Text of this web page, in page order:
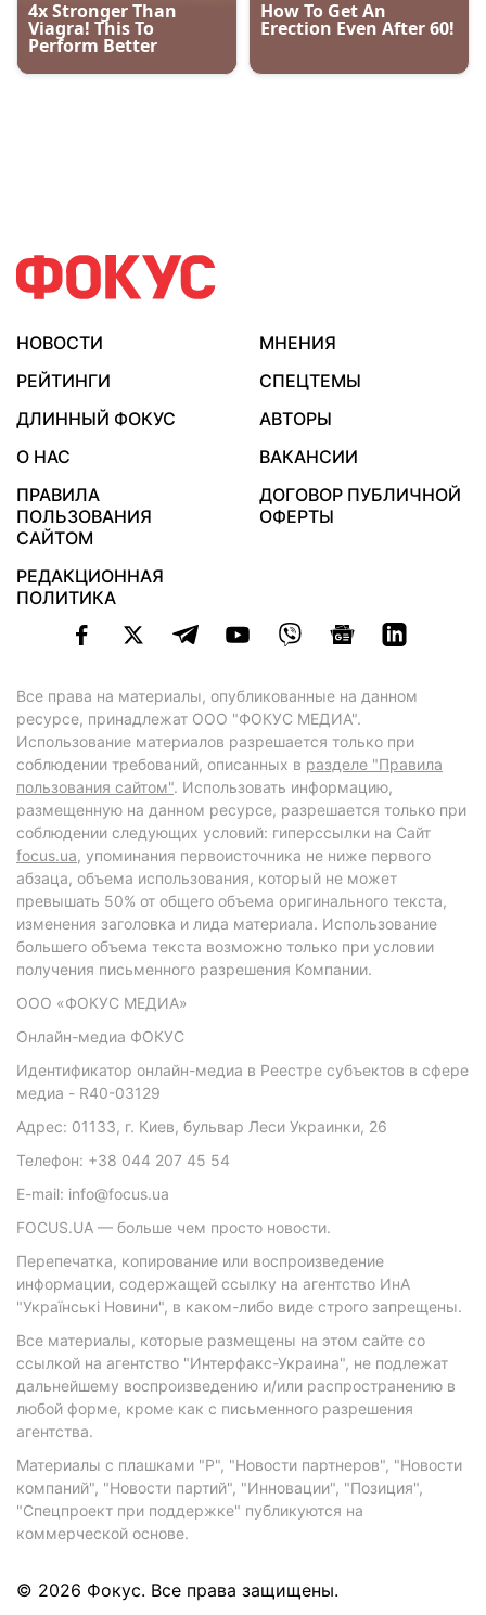
НОВОСТИ
МНЕНИЯ
РЕЙТИНГИ
СПЕЦТЕМЫ
ДЛИННЫЙ ФОКУС
АВТОРЫ
О НАС
ВАКАНСИИ
ПРАВИЛА
ПОЛЬЗОВАНИЯ
САЙТОМ
ДОГОВОР ПУБЛИЧНОЙ
ОФЕРТЫ
РЕДАКЦИОННАЯ
ПОЛИТИКА
Все права на материалы, опубликованные на данном
ресурсе, принадлежат ООО "ФОКУС МЕДИА".
Использование материалов разрешается только при
соблюдении требований, описанных в разделе "Правила
пользования сайтом". Использовать информацию,
размещенную на данном ресурсе, разрешается только при
соблюдении следующих условий: гиперссылки на Сайт
focus.ua, упоминания первоисточника не ниже первого
абзаца, объема использования, который не может
превышать 50% от общего объема оригинального текста,
изменения заголовка и лида материала. Использование
большего объема текста возможно только при условии
получения письменного разрешения Компании.
ООО «ФОКУС МЕДИА»
Онлайн-медиа ФОКУС
Идентификатор онлайн-медиа в Реестре субъектов в сфере
медиа - R40-03129
Адрес: 01133, г. Киев, бульвар Леси Украинки, 26
Телефон: +38 044 207 45 54
E-mail: info@focus.ua
FOCUS.UA — больше чем просто новости.
Перепечатка, копирование или воспроизведение
информации, содержащей ссылку на агентство ИнА
"Українські Новини", в каком-либо виде строго запрещены.
Все материалы, которые размещены на этом сайте со
ссылкой на агентство "Интерфакс-Украина", не подлежат
дальнейшему воспроизведению и/или распространению в
любой форме, кроме как с письменного разрешения
агентства.
Материалы с плашками "Р", "Новости партнеров", "Новости
компаний", "Новости партий", "Инновации", "Позиция",
"Спецпроект при поддержке" публикуются на
коммерческой основе.
© 2026 Фокус. Все права защищены.